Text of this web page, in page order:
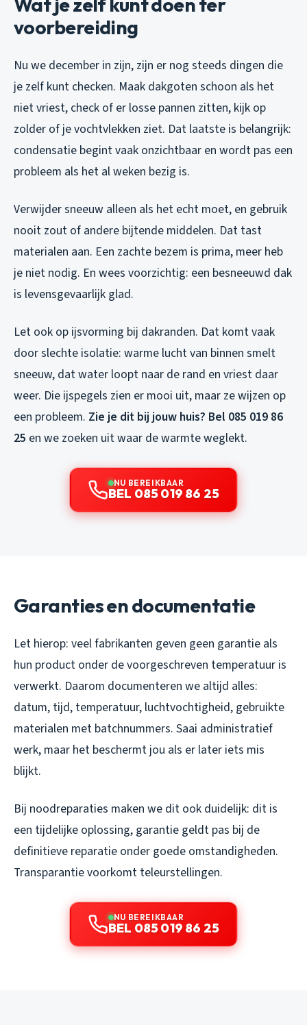
voorbereiding
Nu we december in zijn, zijn er nog steeds dingen die
je zelf kunt checken. Maak dakgoten schoon als het
niet vriest, check of er losse pannen zitten, kijk op
zolder of je vochtvlekken ziet. Dat laatste is belangrijk:
condensatie begint vaak onzichtbaar en wordt pas een
probleem als het al weken bezig is.
Verwijder sneeuw alleen als het echt moet, en gebruik
nooit zout of andere bijtende middelen. Dat tast
materialen aan. Een zachte bezem is prima, meer heb
je niet nodig. En wees voorzichtig: een besneeuwd dak
is levensgevaarlijk glad.
Let ook op ijsvorming bij dakranden. Dat komt vaak
door slechte isolatie: warme lucht van binnen smelt
sneeuw, dat water loopt naar de rand en vriest daar
weer. Die ijspegels zien er mooi uit, maar ze wijzen op
een probleem. Zie je dit bij jouw huis? Bel 085 019 86
25 en we zoeken uit waar de warmte weglekt.
NU BEREIKBAAR
BEL 085 019 86 25
Garanties en documentatie
Let hierop: veel fabrikanten geven geen garantie als
hun product onder de voorgeschreven temperatuur is
verwerkt. Daarom documenteren we altijd alles:
datum, tijd, temperatuur, luchtvochtigheid, gebruikte
materialen met batchnummers. Saai administratief
werk, maar het beschermt jou als er later iets mis
blijkt.
Bij noodreparaties maken we dit ook duidelijk: dit is
een tijdelijke oplossing, garantie geldt pas bij de
definitieve reparatie onder goede omstandigheden.
Transparantie voorkomt teleurstellingen.
NU BEREIKBAAR
BEL 085 019 86 25